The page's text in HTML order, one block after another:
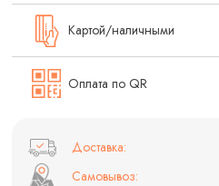
Картой/наличными
Оплата по QR
Доставка:
Самовывоз: